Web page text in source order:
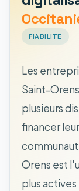
FIABILITE
Les
Saint-
plusieurs
financer
Orens est
plus